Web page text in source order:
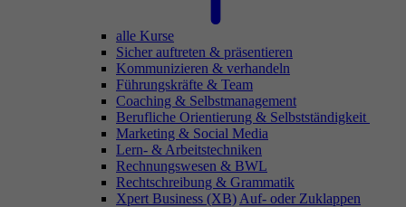
alle Kurse
Sicher auftreten & präsentieren
Kommunizieren & verhandeln
Führungskräfte & Team
Coaching & Selbstmanagement
Berufliche Orientierung & Selbstständigkeit
Marketing & Social Media
Lern- & Arbeitstechniken
Rechnungswesen & BWL
Rechtschreibung & Grammatik
Xpert Business (XB) Auf- oder Zuklappen